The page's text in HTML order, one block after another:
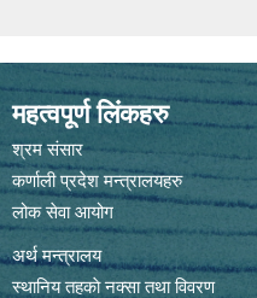
महत्वपूर्ण लिंकहरु
श्रम संसार
कर्णाली प्रदेश मन्त्रालयहरु
लोक सेवा आयोग
अर्थ मन्त्रालय
स्थानिय तहकाे नक्सा तथा विवरण